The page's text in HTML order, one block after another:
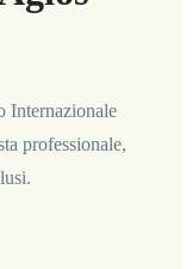
Internazionale
professionale,